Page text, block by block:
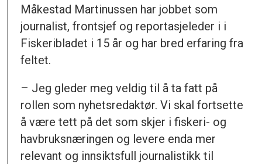
Måkestad Martinussen har jobbet som
journalist, frontsjef og reportasjeleder i i
Fiskeribladet i 15 år og har bred erfaring fra
feltet.
– Jeg gleder meg veldig til å ta fatt på
rollen som nyhetsredaktør. Vi skal fortsette
å være tett på det som skjer i fiskeri- og
havbruksnæringen og levere enda mer
relevant og innsiktsfull journalistikk til